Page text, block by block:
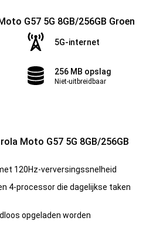
G57 5G 8GB/256GB Groen
5G-internet
256 MB opslag
Niet-uitbreidbaar
Moto G57 5G 8GB/256GB
120Hz-verversingssnelheid
4-processor die dagelijkse taken
opgeladen worden